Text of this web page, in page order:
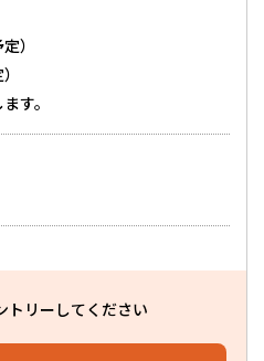
）
す。
トリーしてください